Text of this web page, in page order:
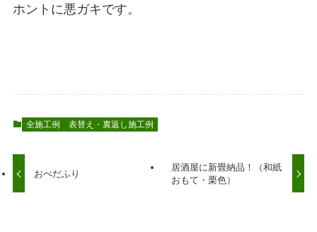
ホントに悪ガキです。
全施工例 表替え・裏返し施工例
おべだふり
居酒屋に新畳納品！（和紙
おもて・栗色）